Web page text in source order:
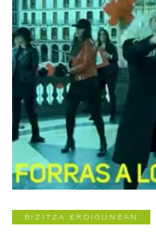
BIZITZA ERDIGUNEAN